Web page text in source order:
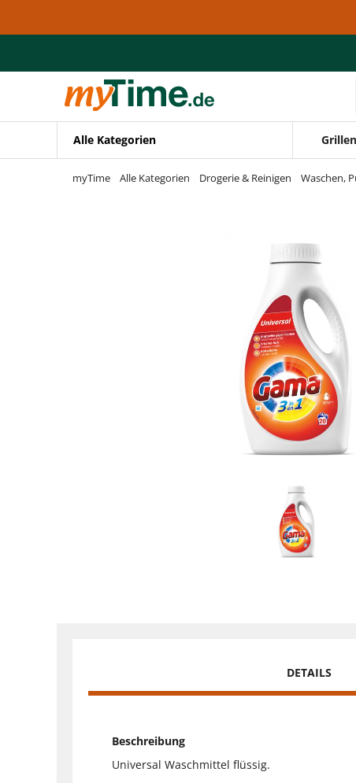
Zur Navigation springen
Alle Kategorien Grillen
myTime Alle Kategorien Drogerie & Reinigen Waschen,
DETAILS
Beschreibung
Universal Waschmittel flüssig.